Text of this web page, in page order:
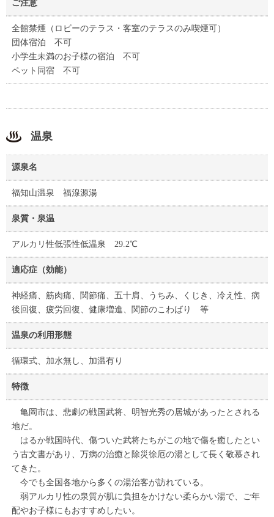
ご注意
全館禁煙（ロビーのテラス・客室のテラスのみ喫煙可）
団体宿泊 不可
小学生未満のお子様の宿泊 不可
ペット同宿 不可
温泉
源泉名
福知山温泉 福湶源湯
泉質・泉温
アルカリ性低張性低温泉 29.2℃
適応症（効能）
神経痛、筋肉痛、関節痛、五十肩、うちみ、くじき、冷え性、病
後回復、疲労回復、健康増進、関節のこわばり 等
温泉の利用形態
循環式、加水無し、加温有り
特徴
亀岡市は、悲劇の戦国武将、明智光秀の居城があったとされる
地だ。
はるか戦国時代、傷ついた武将たちがこの地で傷を癒したとい
う古文書があり、万病の治癒と除災徐厄の湯として長く敬慕され
てきた。
今でも全国各地から多くの湯治客が訪れている。
弱アルカリ性の泉質が肌に負担をかけない柔らかい湯で、ご年
配やお子様にもおすすめしたい。